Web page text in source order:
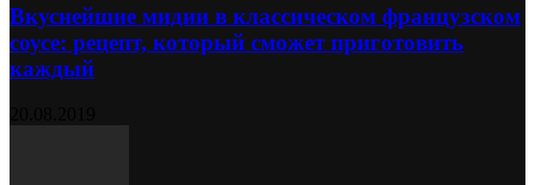
Вкуснейшие мидии в классическом французском
соусе: рецепт, который сможет приготовить
каждый